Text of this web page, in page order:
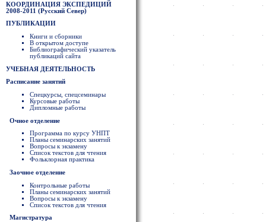
КООРДИНАЦИЯ ЭКСПЕДИЦИЙ
2008-2011 (Русский Север)
ПУБЛИКАЦИИ
Книги и сборники
В открытом доступе
Библиографический указатель
публикаций сайта
УЧЕБНАЯ ДЕЯТЕЛЬНОСТЬ
Расписание занятий
Спецкурсы, спецсеминары
Курсовые работы
Дипломные работы
Очное отделение
Программа по курсу УНПТ
Планы семинарских занятий
Вопросы к экзамену
Список текстов для чтения
Фольклорная практика
Заочное отделение
Контрольные работы
Планы семинарских занятий
Вопросы к экзамену
Список текстов для чтения
Магистратура